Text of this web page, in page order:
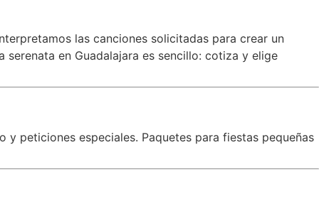
las canciones solicitadas para crear un
en Guadalajara es sencillo: cotiza y elige
peticiones especiales. Paquetes para fiestas pequeñas